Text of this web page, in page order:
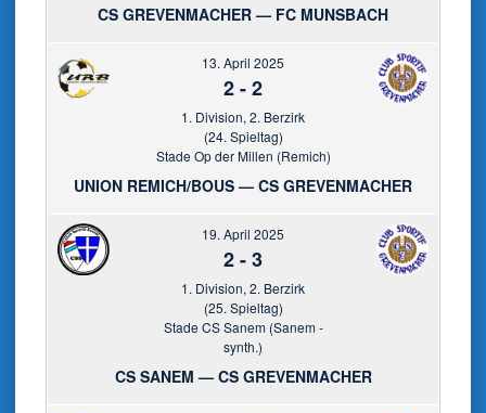
CS GREVENMACHER — FC MUNSBACH
13. April 2025
2-2
1. Division, 2. Berzirk
(24. Spieltag)
Stade Op der Millen (Remich)
UNION REMICH/BOUS — CS GREVENMACHER
19. April 2025
2-3
1. Division, 2. Berzirk
(25. Spieltag)
Stade CS Sanem (Sanem -
synth.)
CS SANEM — CS GREVENMACHER